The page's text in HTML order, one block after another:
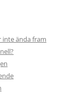
inte ända fram